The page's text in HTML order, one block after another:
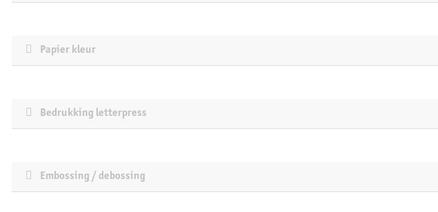
Papier kleur
Bedrukking letterpress
Embossing / debossing